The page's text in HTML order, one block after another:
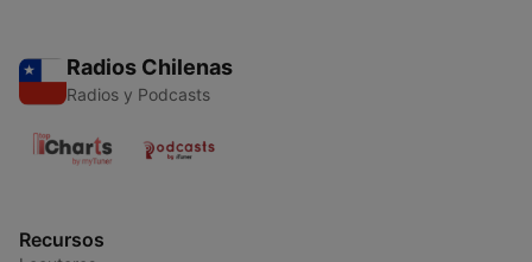
Radios Chilenas
Radios y Podcasts
Recursos